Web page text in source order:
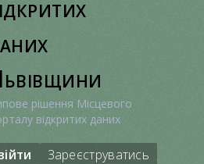
рішення Місцевого
відкритих даних
Зареєструватись